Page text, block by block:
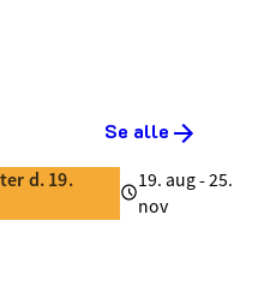
Se alle
d. 19.
19. aug - 25.
nov